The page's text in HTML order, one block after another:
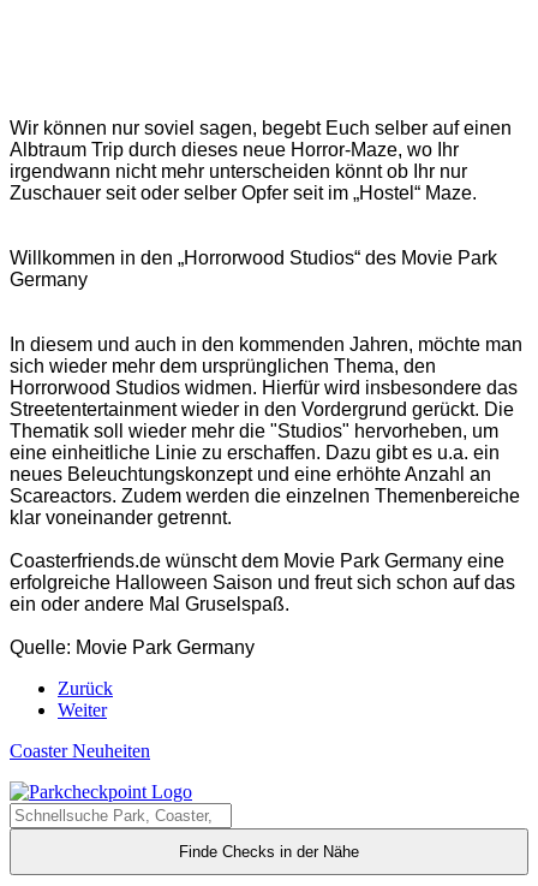
Wir können nur soviel sagen, begebt Euch selber auf einen
Albtraum Trip durch dieses neue Horror-Maze, wo Ihr
irgendwann nicht mehr unterscheiden könnt ob Ihr nur
Zuschauer seit oder selber Opfer seit im „Hostel“ Maze.
Willkommen in den „Horrorwood Studios“ des Movie Park
Germany
In diesem und auch in den kommenden Jahren, möchte man
sich wieder mehr dem ursprünglichen Thema, den
Horrorwood Studios widmen. Hierfür wird insbesondere das
Streetentertainment wieder in den Vordergrund gerückt. Die
Thematik soll wieder mehr die "Studios" hervorheben, um
eine einheitliche Linie zu erschaffen. Dazu gibt es u.a. ein
neues Beleuchtungskonzept und eine erhöhte Anzahl an
Scareactors. Zudem werden die einzelnen Themenbereiche
klar voneinander getrennt.
Coasterfriends.de wünscht dem Movie Park Germany eine
erfolgreiche Halloween Saison und freut sich schon auf das
ein oder andere Mal Gruselspaß.
Quelle: Movie Park Germany
Zurück
Weiter
Coaster Neuheiten
Finde Checks in der Nähe